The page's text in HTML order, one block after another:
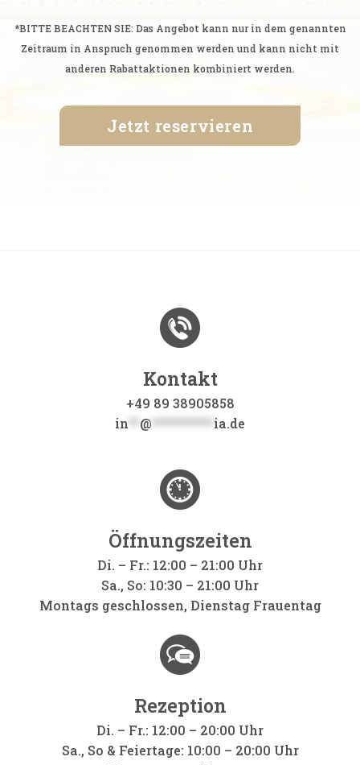
*BITTE BEACHTEN SIE: Das Angebot kann nur in dem genannten
Zeitraum in Anspruch genommen werden und kann nicht mit
anderen Rabattaktionen kombiniert werden.
Jetzt reservieren
Kontakt
+49 89 38905858
in
@ ia.de
Öffnungszeiten
Di. – Fr.: 12:00 – 21:00 Uhr
Sa., So: 10:30 – 21:00 Uhr
Montags geschlossen, Dienstag Frauentag
Rezeption
Di. – Fr.: 12:00 – 20:00 Uhr
Sa., So & Feiertage: 10:00 – 20:00 Uhr